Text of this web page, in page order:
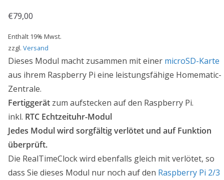
€79,00
Enthält 19% Mwst.
zzgl. Versand
Dieses Modul macht zusammen mit einer microSD-Karte
aus ihrem Raspberry Pi eine leistungsfähige Homematic-
Zentrale.
Fertiggerät zum aufstecken auf den Raspberry Pi.
inkl. RTC Echtzeituhr-Modul
Jedes Modul wird sorgfältig verlötet und auf Funktion
überprüft.
Die RealTimeClock wird ebenfalls gleich mit verlötet, so
dass Sie dieses Modul nur noch auf den Raspberry Pi 2/3